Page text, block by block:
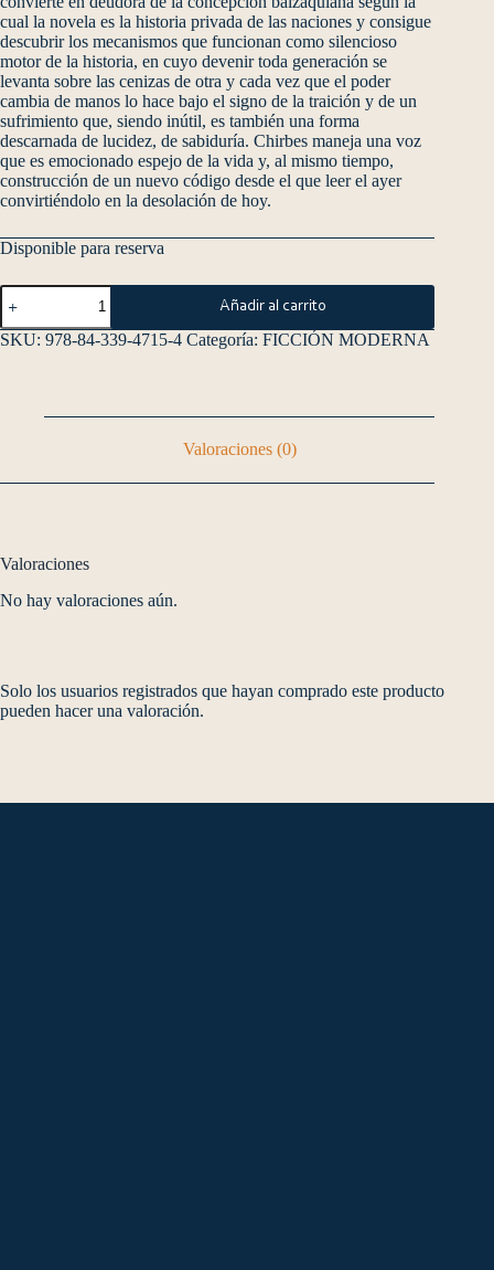
cual la novela es la historia privada de las naciones y consigue
descubrir los mecanismos que funcionan como silencioso
motor de la historia, en cuyo devenir toda generación se
levanta sobre las cenizas de otra y cada vez que el poder
cambia de manos lo hace bajo el signo de la traición y de un
sufrimiento que, siendo inútil, es también una forma
descarnada de lucidez, de sabiduría. Chirbes maneja una voz
que es emocionado espejo de la vida y, al mismo tiempo,
construcción de un nuevo código desde el que leer el ayer
convirtiéndolo en la desolación de hoy.
Disponible para reserva
Añadir al carrito
SKU: 978-84-339-4715-4 Categoría: FICCIÓN MODERNA
Valoraciones (0)
Valoraciones
No hay valoraciones aún.
Solo los usuarios registrados que hayan comprado este producto
pueden hacer una valoración.